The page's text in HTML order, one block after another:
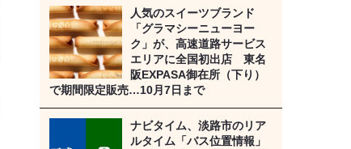
人気のスイーツブランド
「グラマシーニューヨー
ク」が、高速道路サービス
エリアに全国初出店 東名
阪EXPASA御在所（下り）
で期間限定販売…10月7日まで
ナビタイム、淡路市のリア
ルタイム「バス位置情報」